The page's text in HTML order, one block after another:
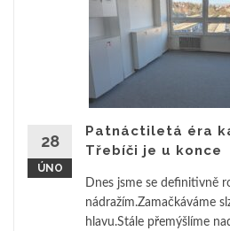
28
ÚNO
Patnáctiletá éra
Třebíči je u konce
Dnes jsme se definitivně
nádražím.Zamačkáváme
hlavu.Stále přemýšlíme